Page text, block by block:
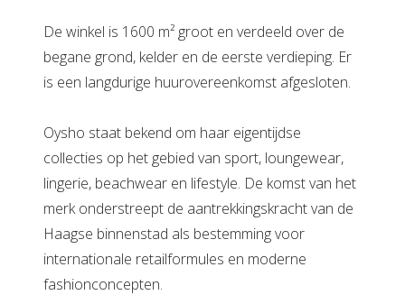
De winkel is 1600 m² groot en verdeeld over de
begane grond, kelder en de eerste verdieping. Er
is een langdurige huurovereenkomst afgesloten.
Oysho staat bekend om haar eigentijdse
collecties op het gebied van sport, loungewear,
lingerie, beachwear en lifestyle. De komst van het
merk onderstreept de aantrekkingskracht van de
Haagse binnenstad als bestemming voor
internationale retailformules en moderne
fashionconcepten.